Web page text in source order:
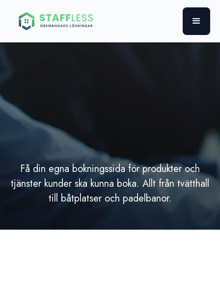
Få din egna bokningssida för produkter och
tjänster kunder ska kunna boka. Allt från tvätthall
till båtplatser och padelbanor.